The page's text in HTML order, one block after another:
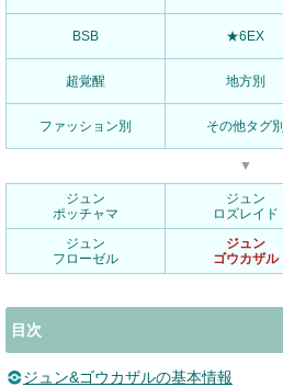
BSB ★6EX
超覚醒 地方別
ファッション別 その他タグ別
▼
ジュン
ポッチャマ
ジュン
ロズレイド
ジュン
フローゼル
ジュン
ゴウカザル
目次
ジュン&ゴウカザルの基本情報